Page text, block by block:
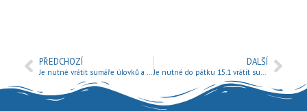
PŘEDCHOZÍ
Je nutné vrátit sumáře úlovků a docházek !
DALŠÍ
Je nutné do pátku 15.1 vrátit sumáře úlovků a docházek !